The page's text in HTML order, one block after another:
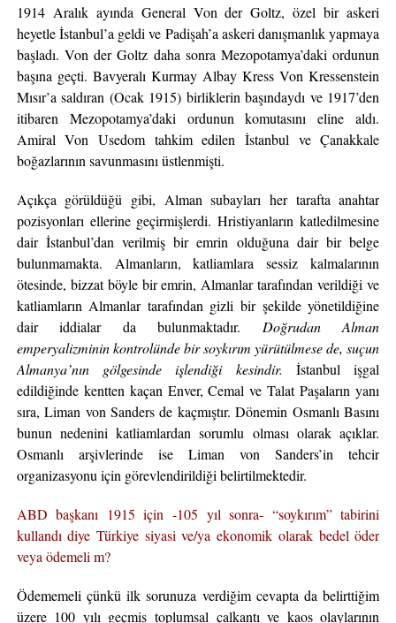
1914 Aralık ayında General Von der Goltz, özel bir askeri
heyetle İstanbul’a geldi ve Padişah’a askeri danışmanlık yapmaya
başladı. Von der Goltz daha sonra Mezopotamya’daki ordunun
başına geçti. Bavyeralı Kurmay Albay Kress Von Kressenstein
Mısır’a saldıran (Ocak 1915) birliklerin başındaydı ve 1917’den
itibaren Mezopotamya’daki ordunun komutasını eline aldı.
Amiral Von Usedom tahkim edilen İstanbul ve Çanakkale
boğazlarının savunmasını üstlenmişti.
Açıkça görüldüğü gibi, Alman subayları her tarafta anahtar
pozisyonları ellerine geçirmişlerdi. Hristiyanların katledilmesine
dair İstanbul’dan verilmiş bir emrin olduğuna dair bir belge
bulunmamakta. Almanların, katliamlara sessiz kalmalarının
ötesinde, bizzat böyle bir emrin, Almanlar tarafından verildiği ve
katliamların Almanlar tarafından gizli bir şekilde yönetildiğine
dair iddialar da bulunmaktadır. Doğrudan Alman
emperyalizminin kontrolünde bir soykırım yürütülmese de, suçun
Almanya’nın gölgesinde işlendiği kesindir. İstanbul işgal
edildiğinde kentten kaçan Enver, Cemal ve Talat Paşaların yanı
sıra, Liman von Sanders de kaçmıştır. Dönemin Osmanlı Basını
bunun nedenini katliamlardan sorumlu olması olarak açıklar.
Osmanlı arşivlerinde ise Liman von Sanders’in tehcir
organizasyonu için görevlendirildiği belirtilmektedir.
ABD başkanı 1915 için -105 yıl sonra- “soykırım” tabirini
kullandı diye Türkiye siyasi ve/ya ekonomik olarak bedel öder
veya ödemeli m?
Ödememeli çünkü ilk sorunuza verdiğim cevapta da belirttiğim
üzere 100 yılı geçmiş toplumsal çalkantı ve kaos olaylarının